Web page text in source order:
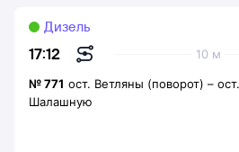
17:12 10 м
Дизель
№771 ост. Ветляны (поворот) –
Шалашную